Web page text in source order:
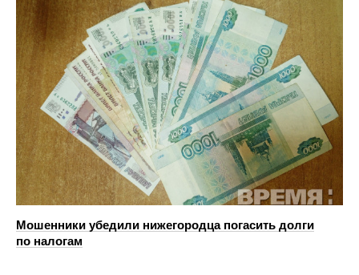
Мошенники убедили нижегородца погасить долги
по налогам